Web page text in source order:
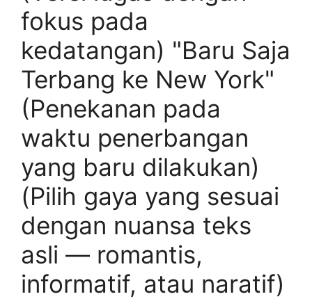
fokus pada
kedatangan) "Baru Saja
Terbang ke New York"
(Penekanan pada
waktu penerbangan
yang baru dilakukan)
(Pilih gaya yang sesuai
dengan nuansa teks
asli — romantis,
informatif, atau naratif)